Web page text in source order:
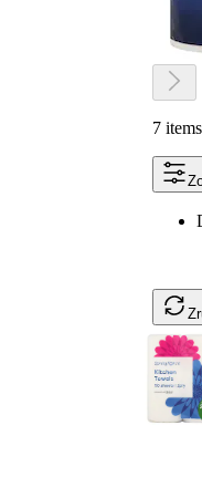
7 items